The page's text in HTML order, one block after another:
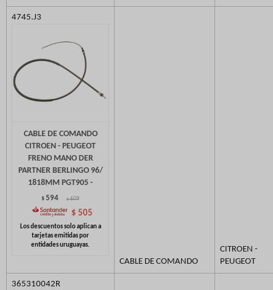
4745.J3
CABLE DE COMANDO
CITROEN - PEUGEOT
FRENO MANO DER
PARTNER BERLINGO 96/
1818MM PGT905 -
$594 $ 609
$ 505
CABLE DE COMANDO
CITROEN -
PEUGEOT
365310042R